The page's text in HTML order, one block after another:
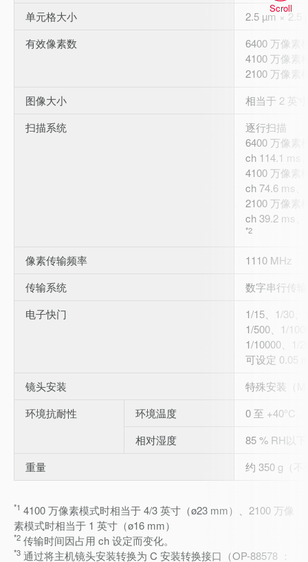
单元格大小
2.5 µm × 2.5
有效像素数
6400 万像素
4100 万像素
2100 万像素
图像大小
相当于 2 英
扫描系统
逐行扫描
6400 万像素
ch 114.1 ms
4100 万像素
ch 74.6 ms
2100 万像素
ch 39.2 ms
*2
像素传输频率
1110 MHz
传输系统
数字串行传输
电子快门
1/15、1/30
1/500、1/
1/10000、1/
可设定 0.05
镜头安装
特殊安装（
环境抗耐性
环境温度
0 至 +40°C
相对湿度
85 % RH以下
重量
约 350 g（不
*1 4100 万像素模式时相当于 4/3 英寸（ø23 mm）、2100 万像
素模式时相当于 1 英寸（ø16 mm）
*2 传输时间因占用 ch 设定而变化。
*3 通过将主机镜头安装转换为 C 安装转换接口（OP-88578 ：
Scroll